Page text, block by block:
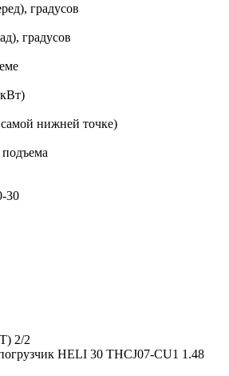
градусов
градусов
нижней точке)
30
2/2
HELI 30 THCJ07-CU1 1.48